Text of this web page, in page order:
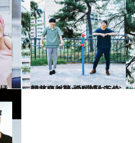
2020.5.17
朝井リョウ×DJ松永 スペシャル対談 話が終わらないソウルメイトなふたり
カルチャー